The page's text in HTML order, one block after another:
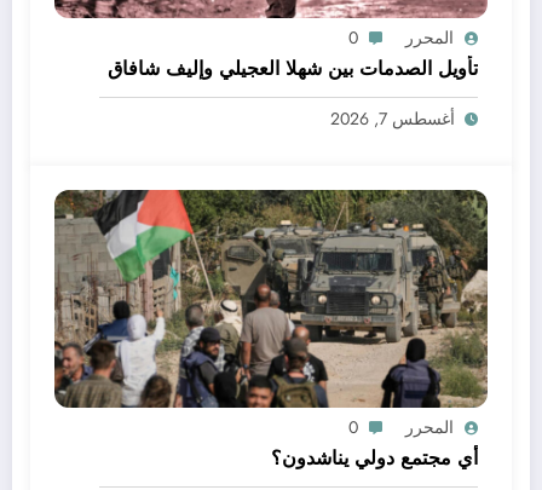
المحرر 0
تأويل الصدمات بين شهلا العجيلي وإليف شافاق
أغسطس 7, 2026
المحرر 0
أي مجتمع دولي يناشدون؟